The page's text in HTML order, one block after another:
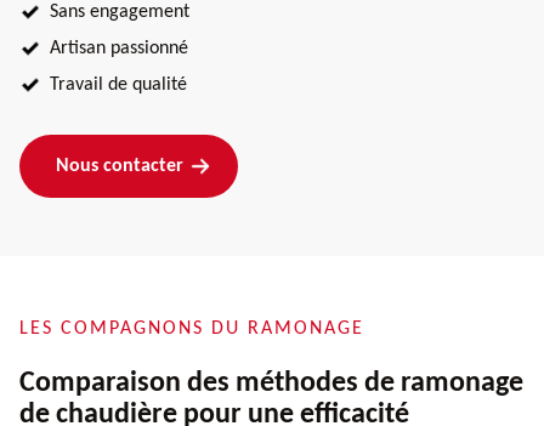
Sans engagement
Artisan passionné
Travail de qualité
Nous contacter
LES COMPAGNONS DU RAMONAGE
Comparaison des méthodes de ramonage
de chaudière pour une efficacité